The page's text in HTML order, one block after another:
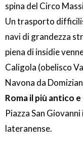
spina del Circo
Un trasporto
navi di grandezza
piena di insidie
Caligola (obelisco
Navona da
Roma il più antico
Piazza San
lateranense.